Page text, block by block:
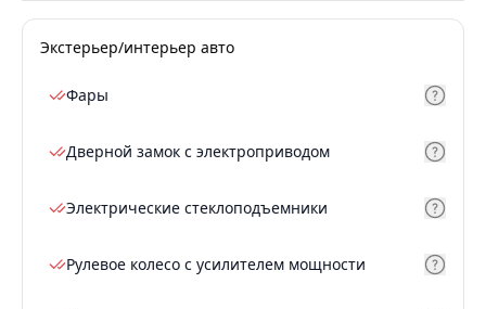
Экстерьер/интерьер авто
Фары
Дверной замок с электроприводом
Электрические стеклоподъемники
Рулевое колесо с усилителем мощности